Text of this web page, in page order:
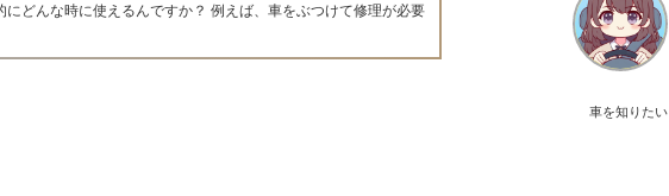
車を知りたい
にどんな時に使えるんですか？ 例えば、車をぶつけて修理が必要